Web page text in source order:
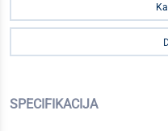
SPECIFIKACIJA